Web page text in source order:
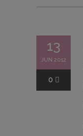
13
JUN 2012
0